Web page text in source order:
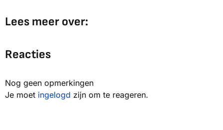
Lees meer over:
Reacties
Nog geen opmerkingen
Je moet ingelogd zijn om te reageren.